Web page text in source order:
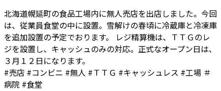
北海道幌延町の食品工場内に無人売店を出店しました。今回
は、従業員食堂の中に設置。雪解けの春頃に冷蔵庫と冷凍庫
を追加設置の予定でおります。 レジ精算機は、ＴＴＧのレ
ジを設置し、キャッシュのみの対応。正式なオープン日は、
３月１２日になります。
#売店 #コンビニ #無人 #ＴＴＧ #キャッシュレス #工場 ＃
病院 #食堂